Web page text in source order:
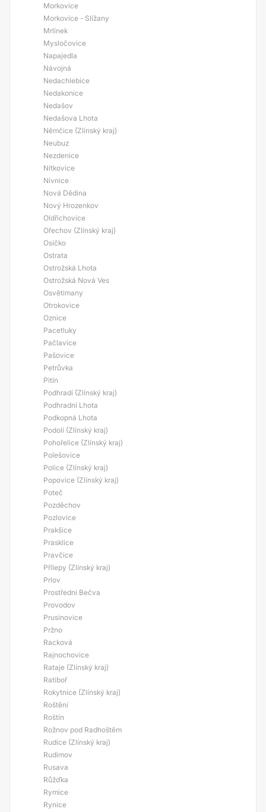
Morkovice
Morkovice - Slížany
Mrlínek
Mysločovice
Napajedla
Návojná
Nedachlebice
Nedakonice
Nedašov
Nedašova Lhota
Němčice (Zlínský kraj)
Neubuz
Nezdenice
Nítkovice
Nivnice
Nová Dědina
Nový Hrozenkov
Oldřichovice
Ořechov (Zlínský kraj)
Osíčko
Ostrata
Ostrožská Lhota
Ostrožská Nová Ves
Osvětimany
Otrokovice
Oznice
Pacetluky
Pačlavice
Pašovice
Petrůvka
Pitín
Podhradí (Zlínský kraj)
Podhradní Lhota
Podkopná Lhota
Podolí (Zlínský kraj)
Pohořelice (Zlínský kraj)
Polešovice
Police (Zlínský kraj)
Popovice (Zlínský kraj)
Poteč
Pozděchov
Pozlovice
Prakšice
Prasklice
Pravčice
Přílepy (Zlínský kraj)
Prlov
Prostřední Bečva
Provodov
Prusinovice
Pržno
Racková
Rajnochovice
Rataje (Zlínský kraj)
Ratiboř
Rokytnice (Zlínský kraj)
Roštění
Roštín
Rožnov pod Radhoštěm
Rudice (Zlínský kraj)
Rudimov
Rusava
Růžďka
Rymice
Rynice